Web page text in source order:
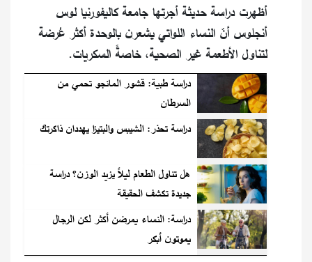
أظهرت دراسة حديثة أجرتها جامعة كاليفورنيا لوس
أنجلوس أنّ النساء اللواتي يشعرن بالوحدة أكثر عُرضة
لتناول الأطعمة غير الصحية، خاصةً السكريات.
دراسة طبية: قشور المانجو تحمي من
السرطان
دراسة تحذر: الشيبس والبتيزا يهددان ذاكرتك
هل تناول الطعام ليلاً يزيد الوزن؟ دراسة
جديدة تكشف الحقيقة
دراسة: النساء يمرضن أكثر لكن الرجال
يموتون أبكر